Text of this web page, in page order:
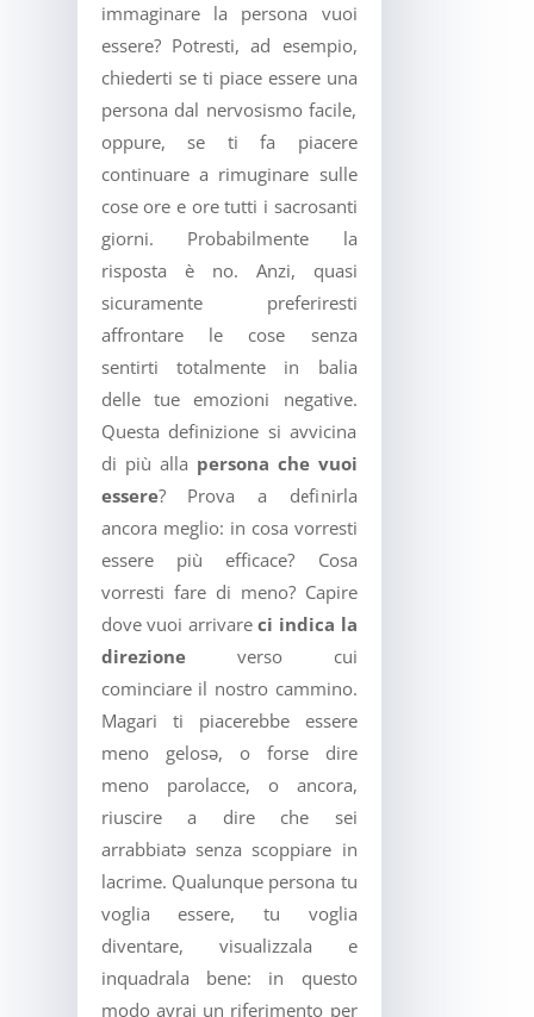
immaginare la persona vuoi
essere? Potresti, ad esempio,
chiederti se ti piace essere una
persona dal nervosismo facile,
oppure, se ti fa piacere
continuare a rimuginare sulle
cose ore e ore tutti i sacrosanti
giorni. Probabilmente la
risposta è no. Anzi, quasi
sicuramente preferiresti
affrontare le cose senza
sentirti totalmente in balia
delle tue emozioni negative.
Questa definizione si avvicina
di più alla persona che vuoi
essere? Prova a definirla
ancora meglio: in cosa vorresti
essere più efficace? Cosa
vorresti fare di meno? Capire
dove vuoi arrivareci indica la
direzioneverso cui
cominciare il nostro cammino.
Magari ti piacerebbe essere
meno gelosə, o forse dire
meno parolacce, o ancora,
riuscire a dire che sei
arrabbiatəsenza scoppiare in
lacrime. Qualunque persona tu
voglia essere, tu voglia
diventare, visualizzala e
inquadrala bene: in questo
modo avrai un riferimento per